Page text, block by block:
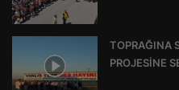
TOPRAĞINA
PROJESİNE